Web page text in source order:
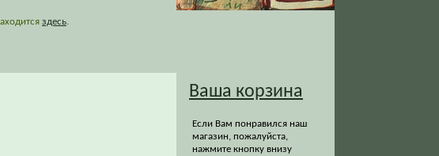
здесь.
Ваша корзина
Если Вам понравился наш
магазин, пожалуйста,
нажмите кнопку внизу